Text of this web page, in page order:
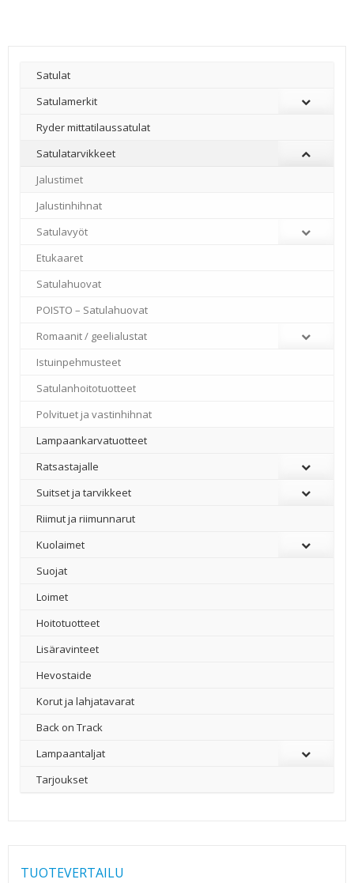
Satulat
Satulamerkit
Ryder mittatilaussatulat
Satulatarvikkeet
–
Jalustimet
Jalustinhihnat
Satulavyöt
Etukaaret
Satulahuovat
POISTO – Satulahuovat
Romaanit / geelialustat
Istuinpehmusteet
Satulanhoitotuotteet
Polvituet ja vastinhihnat
Lampaankarvatuotteet
Ratsastajalle
Suitset ja tarvikkeet
Riimut ja riimunnarut
Kuolaimet
Suojat
Loimet
Hoitotuotteet
Lisäravinteet
Hevostaide
Korut ja lahjatavarat
Back on Track
Lampaantaljat
Tarjoukset
TUOTEVERTAILU